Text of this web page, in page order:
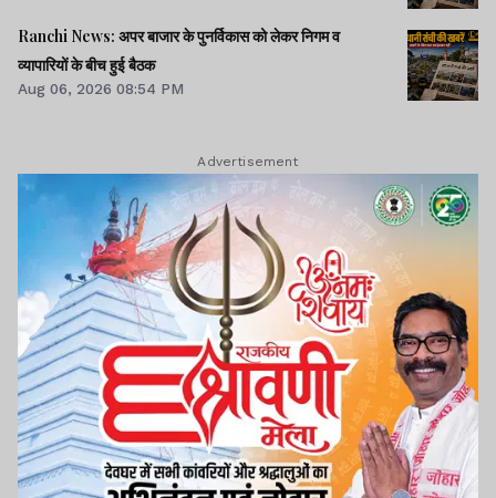
Ranchi News: अपर बाजार के पुनर्विकास को लेकर निगम व
व्यापारियों के बीच हुई बैठक
Aug 06, 2026 08:54 PM
Advertisement